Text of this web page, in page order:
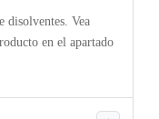
disolventes. Vea
en el apartado